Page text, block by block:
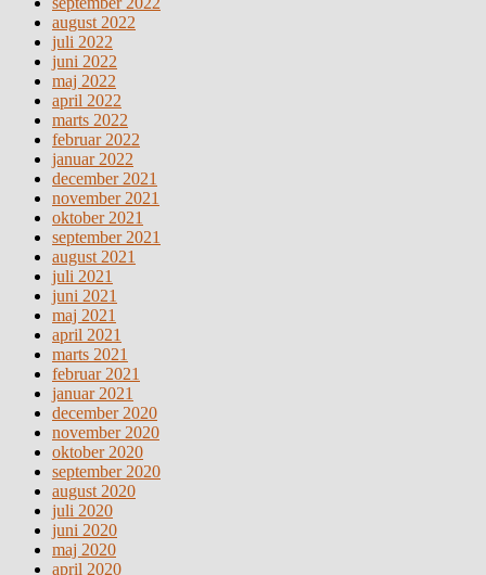
august 2022
juli 2022
juni 2022
maj 2022
april 2022
marts 2022
februar 2022
januar 2022
december 2021
november 2021
oktober 2021
september 2021
august 2021
juli 2021
juni 2021
maj 2021
april 2021
marts 2021
februar 2021
januar 2021
december 2020
november 2020
oktober 2020
september 2020
august 2020
juli 2020
juni 2020
maj 2020
april 2020